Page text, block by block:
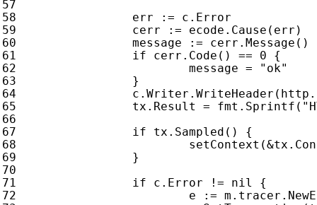
err
:= c . Error
cerr
:= ecode . Cause ( err )
message
:= cerr . Message ()
if
cerr . Code () == 0
{
message =
"ok"
}
c . Writer . WriteHeader ( http .
tx . Result = fmt . Sprintf (
if
tx . Sampled ()
{
setContext (&tx .
}
if
c . Error != nil
{
e
:= m . tracer .